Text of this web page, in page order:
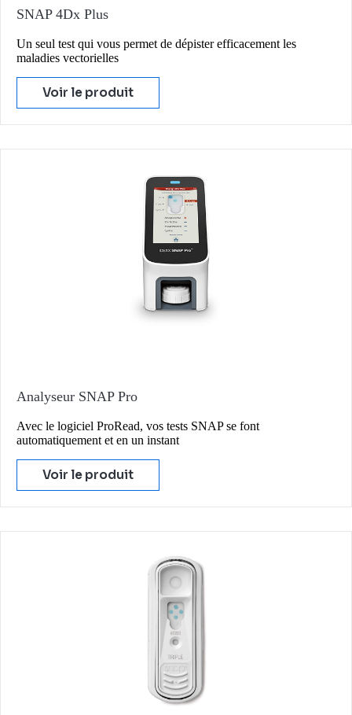
SNAP 4Dx Plus
Un seul test qui vous permet de dépister efficacement les
maladies vectorielles
Voir le produit
Analyseur SNAP Pro
Avec le logiciel ProRead, vos tests SNAP se font
automatiquement et en un instant
Voir le produit